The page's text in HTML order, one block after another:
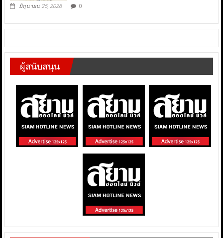
มิถุนายน 25, 2026 0
ผู้สนับสนุน